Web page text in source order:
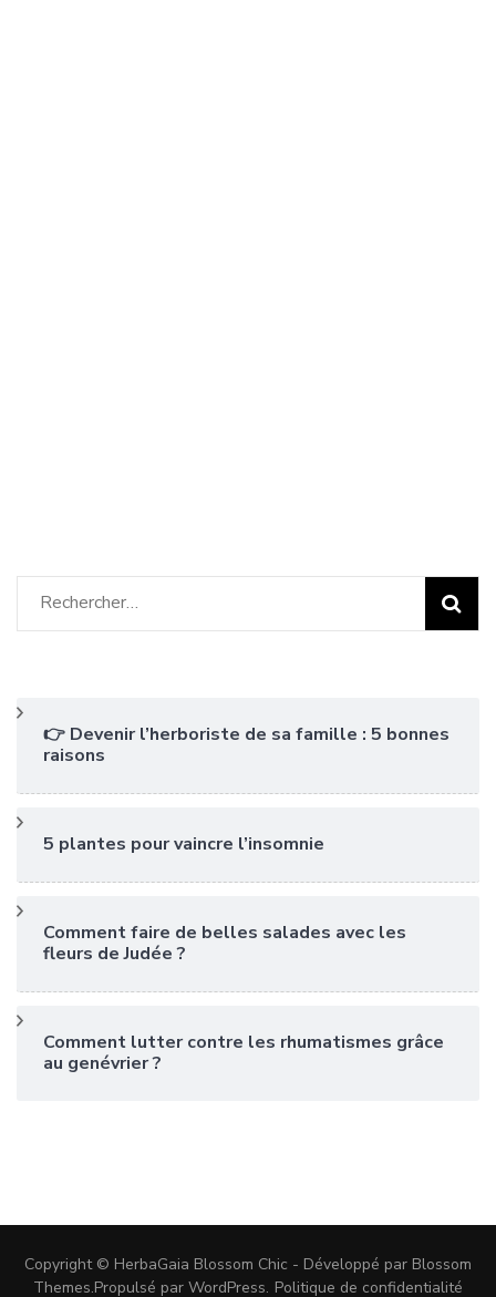
Rechercher :
👉 Devenir l’herboriste de sa famille : 5 bonnes
raisons
5 plantes pour vaincre l’insomnie
Comment faire de belles salades avec les
fleurs de Judée ?
Comment lutter contre les rhumatismes grâce
au genévrier ?
Copyright © HerbaGaia Blossom Chic - Développé par Blossom
Themes.Propulsé par WordPress. Politique de confidentialité